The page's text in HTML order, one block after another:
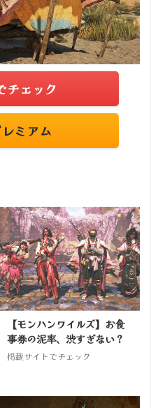
チェック
ミアム
【モンハンワイルズ】お食
事券の泥率、渋すぎない？
掲載サイトでチェック